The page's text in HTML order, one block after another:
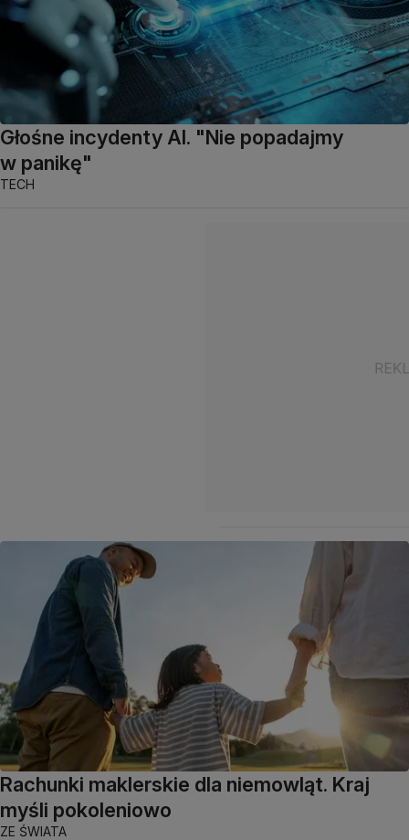
Głośne incydenty AI. "Nie popadajmy
w panikę"
TECH
Rachunki maklerskie dla niemowląt. Kraj
myśli pokoleniowo
ZE ŚWIATA